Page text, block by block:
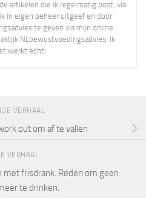
artikelen die ik regelmatig post, via
in eigen beheer uitgeef en door
te geven via mijn online
NLbewustvoedingsadvies. Ik
werkt echt!
VERHAAL
out om af te vallen
VERHAAL
met frisdrank. Reden om geen
te drinken.